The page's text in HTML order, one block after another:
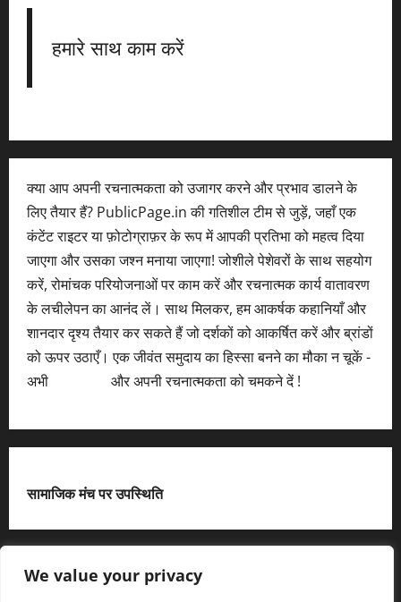
We value your privacy
हमारे साथ काम करें
क्या आप अपनी रचनात्मकता को उजागर करने और प्रभाव डालने के
लिए तैयार हैं? PublicPage.in की गतिशील टीम से जुड़ें, जहाँ एक
कंटेंट राइटर या फ़ोटोग्राफ़र के रूप में आपकी प्रतिभा को महत्व दिया
जाएगा और उसका जश्न मनाया जाएगा! जोशीले पेशेवरों के साथ सहयोग
करें, रोमांचक परियोजनाओं पर काम करें और रचनात्मक कार्य वातावरण
के लचीलेपन का आनंद लें। साथ मिलकर, हम आकर्षक कहानियाँ और
शानदार दृश्य तैयार कर सकते हैं जो दर्शकों को आकर्षित करें और ब्रांडों
को ऊपर उठाएँ। एक जीवंत समुदाय का हिस्सा बनने का मौका न चूकें -
अभी
और अपनी रचनात्मकता को चमकने दें !
सामाजिक मंच पर उपस्थिति
X